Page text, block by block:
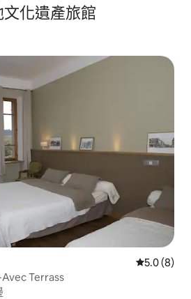
文化遺產旅館
從 8 則評
5.0 (8)
Terrass